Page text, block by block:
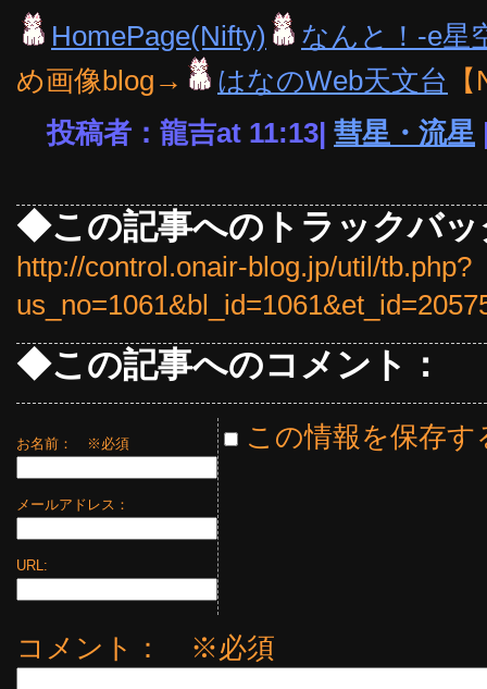
HomePage(Nifty)
なんと！-e星
め画像blog→
はなのWeb天文台
投稿者：龍吉at 11:13| 彗星・流星
◆この記事へのトラックバッ
http://control.onair-blog.jp/util/tb.php?
◆この記事へのコメント：
お名前： ※必須
メールアドレス：
URL:
この情報を保存す
コメント： ※必須